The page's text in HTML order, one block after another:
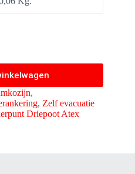
,
, Zelf evacuatie
Driepoot Atex